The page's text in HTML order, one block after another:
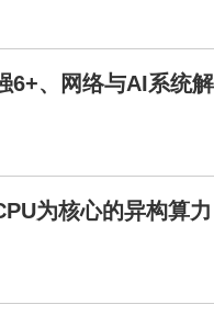
6+、网络与AI系统
为核心的异构算